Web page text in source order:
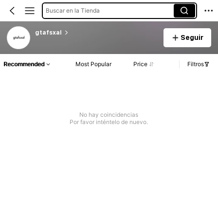
Buscar en la Tienda
gtafsxal
Seguir
Recommended Most Popular Price Filtros
No hay coincidencias
Por favor inténtelo de nuevo.